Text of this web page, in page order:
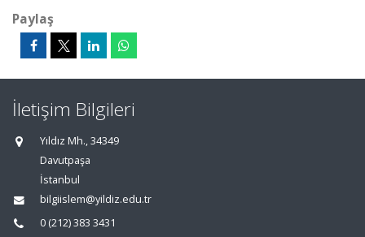
Paylaş
İletişim Bilgileri
Yıldız Mh., 34349
Davutpaşa
İstanbul
bilgiislem@yildiz.edu.tr
0 (212) 383 3431